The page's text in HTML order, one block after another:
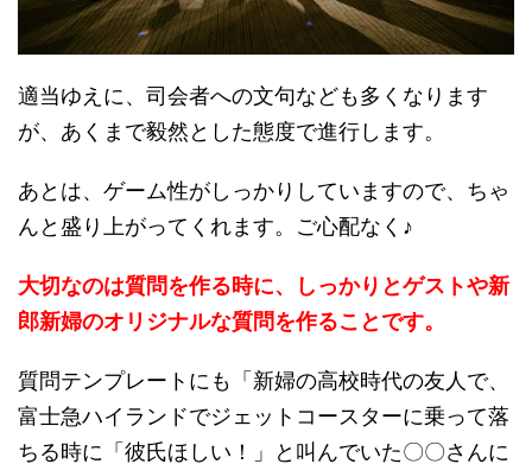
適当ゆえに、司会者への文句なども多くなります
が、あくまで毅然とした態度で進行します。
あとは、ゲーム性がしっかりしていますので、ちゃ
んと盛り上がってくれます。ご心配なく♪
大切なのは質問を作る時に、しっかりとゲストや新
郎新婦のオリジナルな質問を作ることです。
質問テンプレートにも「新婦の高校時代の友人で、
富士急ハイランドでジェットコースターに乗って落
ちる時に「彼氏ほしい！」と叫んでいた〇〇さんに